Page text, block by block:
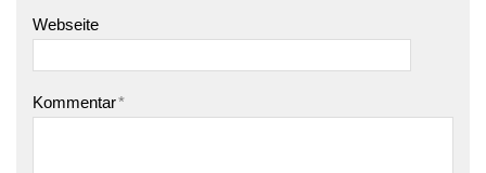
Webseite
Kommentar*